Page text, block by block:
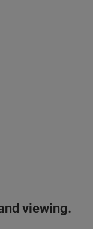
viewing.